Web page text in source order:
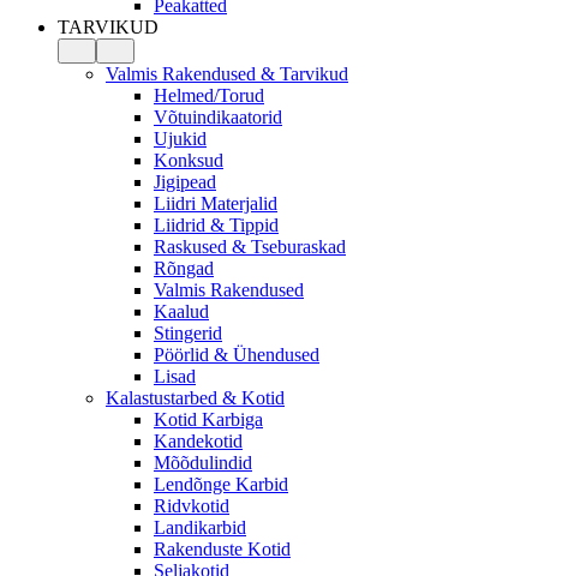
Peakatted
TARVIKUD
Valmis Rakendused & Tarvikud
Helmed/Torud
Võtuindikaatorid
Ujukid
Konksud
Jigipead
Liidri Materjalid
Liidrid & Tippid
Raskused & Tseburaskad
Rõngad
Valmis Rakendused
Kaalud
Stingerid
Pöörlid & Ühendused
Lisad
Kalastustarbed & Kotid
Kotid Karbiga
Kandekotid
Mõõdulindid
Lendõnge Karbid
Ridvkotid
Landikarbid
Rakenduste Kotid
Seljakotid